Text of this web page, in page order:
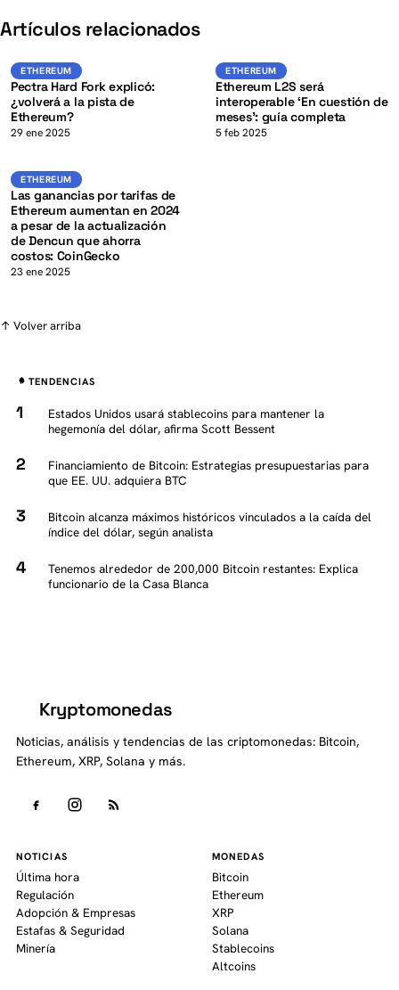
Artículos relacionados
ETHEREUM K
ETHEREUM
Pectra Hard Fork explicó:
¿volverá a la pista de
Ethereum?
29 ene 2025
ETHEREUM ETH
ETHEREUM
Ethereum L2S será
interoperable ‘En cuestión de
meses’: guía completa
5 feb 2025
ETHEREUM K
ETHEREUM
Las ganancias por tarifas de
Ethereum aumentan en 2024
a pesar de la actualización
de Dencun que ahorra
costos: CoinGecko
23 ene 2025
↑ Volver arriba
TENDENCIAS
Estados Unidos usará stablecoins para mantener la
hegemonía del dólar, afirma Scott Bessent
Financiamiento de Bitcoin: Estrategias presupuestarias para
que EE. UU. adquiera BTC
Bitcoin alcanza máximos históricos vinculados a la caída del
índice del dólar, según analista
Tenemos alrededor de 200,000 Bitcoin restantes: Explica
funcionario de la Casa Blanca
Kryptomonedas
Noticias, análisis y tendencias de las criptomonedas: Bitcoin,
Ethereum, XRP, Solana y más.
NOTICIAS
Última hora
Regulación
Adopción & Empresas
Estafas & Seguridad
Minería
MONEDAS
Bitcoin
Ethereum
XRP
Solana
Stablecoins
Altcoins